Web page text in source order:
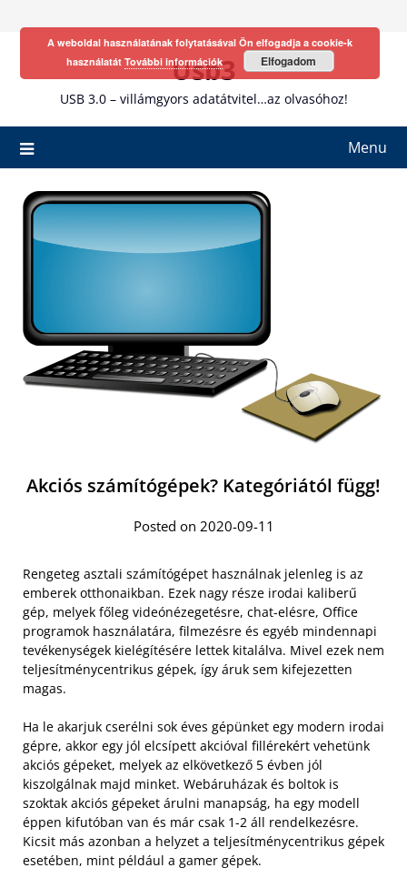
Usb3
USB 3.0 – villámgyors adatátvitel…az olvasóhoz!
Menu
Akciós számítógépek? Kategóriától függ!
Posted on 2020-09-11
Rengeteg asztali számítógépet használnak jelenleg is az
emberek otthonaikban. Ezek nagy része irodai kaliberű
gép, melyek főleg videónézegetésre, chat-elésre, Office
programok használatára, filmezésre és egyéb mindennapi
tevékenységek kielégítésére lettek kitalálva. Mivel ezek nem
teljesítménycentrikus gépek, így áruk sem kifejezetten
magas.
Ha le akarjuk cserélni sok éves gépünket egy modern irodai
gépre, akkor egy jól elcsípett akcióval fillérekért vehetünk
akciós gépeket, melyek az elkövetkező 5 évben jól
kiszolgálnak majd minket. Webáruházak és boltok is
szoktak akciós gépeket árulni manapság, ha egy modell
éppen kifutóban van és már csak 1-2 áll rendelkezésre.
Kicsit más azonban a helyzet a teljesítménycentrikus gépek
esetében, mint például a gamer gépek.
A weboldal használatának folytatásával Ön elfogadja a cookie-k
használatát További információk Elfogadom